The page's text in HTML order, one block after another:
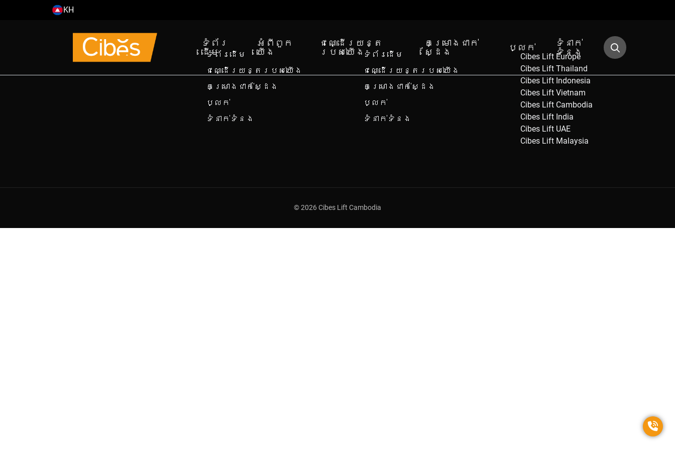
KH
ទំព័រ
ដើម
អំពី​ពួក​
យើង
ជណ្ដើរយន្ត
របស់យើង
គម្រោងជាក់
ស្ដែង
ប្លក់
ទំនាក់
ទំនង
ទំព័រដើម
ជណ្ដើរយន្តរបស់យើង
គម្រោងជាក់ស្ដែង
ប្លក់
ទំនាក់ទំនង
ទំព័រដើម
ជណ្ដើរយន្តរបស់យើង
គម្រោងជាក់ស្ដែង
ប្លក់
ទំនាក់ទំនង
Cibes Lift Europe
Cibes Lift Thailand
Cibes Lift Indonesia
Cibes Lift Vietnam
Cibes Lift Cambodia
Cibes Lift India
Cibes Lift UAE
Cibes Lift Malaysia
© 2026 Cibes Lift Cambodia